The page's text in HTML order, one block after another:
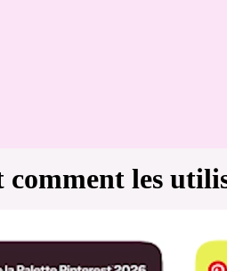
comment les